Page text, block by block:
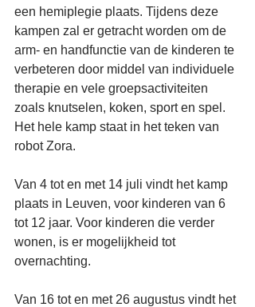
een hemiplegie plaats. Tijdens deze
kampen zal er getracht worden om de
arm- en handfunctie van de kinderen te
verbeteren door middel van individuele
therapie en vele groepsactiviteiten
zoals knutselen, koken, sport en spel.
Het hele kamp staat in het teken van
robot Zora.
Van 4 tot en met 14 juli vindt het kamp
plaats in Leuven, voor kinderen van 6
tot 12 jaar. Voor kinderen die verder
wonen, is er mogelijkheid tot
overnachting.
Van 16 tot en met 26 augustus vindt het